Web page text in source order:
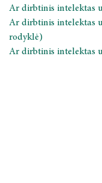
Ar dirbtinis intelektas
Ar dirbtinis intelektas
rodyklė)
Ar dirbtinis intelektas